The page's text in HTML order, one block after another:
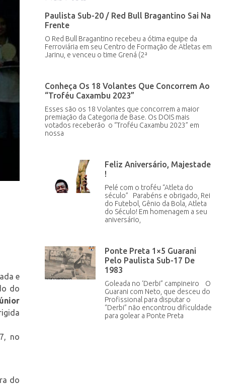
e
do
no
do
Paulista Sub-20 / Red Bull Bragantino Sai Na
Frente
O Red Bull Bragantino recebeu a ótima equipe da
Ferroviária em seu Centro de Formação de Atletas em
Jarinu, e venceu o time Grená (2ª
Conheça Os 18 Volantes Que Concorrem Ao
“Troféu Caxambu 2023”
Esses são os 18 Volantes que concorrem a maior
premiação da Categoria de Base. Os DOIS mais
votados receberão o “Troféu Caxambu 2023” em
nossa
Feliz Aniversário, Majestade
!
Pelé com o troféu “Atleta do
século” Parabéns e obrigado, Rei
do Futebol, Gênio da Bola, Atleta
do Século! Em homenagem a seu
aniversário,
Ponte Preta 1×5 Guarani
Pelo Paulista Sub-17 De
1983
Goleada no ‘Derbi” campineiro O
Guarani com Neto, que desceu do
Profissional para disputar o
“Derbi” não encontrou dificuldade
para golear a Ponte Preta